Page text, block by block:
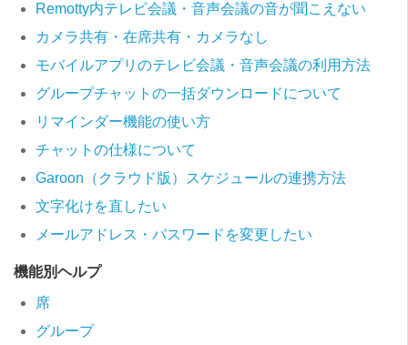
Remotty内テレビ会議・音声会議の音が聞こえない
カメラ共有・在席共有・カメラなし
モバイルアプリのテレビ会議・音声会議の利用方法
グループチャットの一括ダウンロードについて
リマインダー機能の使い方
チャットの仕様について
Garoon（クラウド版）スケジュールの連携方法
文字化けを直したい
メールアドレス・パスワードを変更したい
機能別ヘルプ
席
グループ